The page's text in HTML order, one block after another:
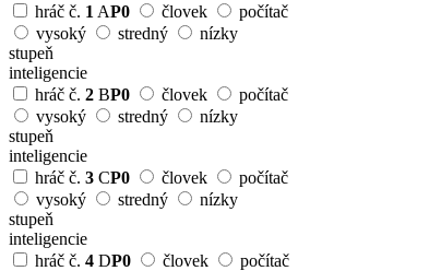
hráč č. 1 AP0 človek
počítač
vysoký
stredný
nízky
stupeň
inteligencie
hráč č. 2 BP0 človek
počítač
vysoký
stredný
nízky
stupeň
inteligencie
hráč č. 3 CP0 človek
počítač
vysoký
stredný
nízky
stupeň
inteligencie
hráč č. 4 DP0 človek
počítač